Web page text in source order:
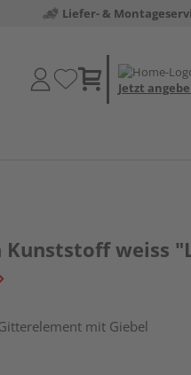
Liefer- &
Jetzt
weiss
mit Giebel